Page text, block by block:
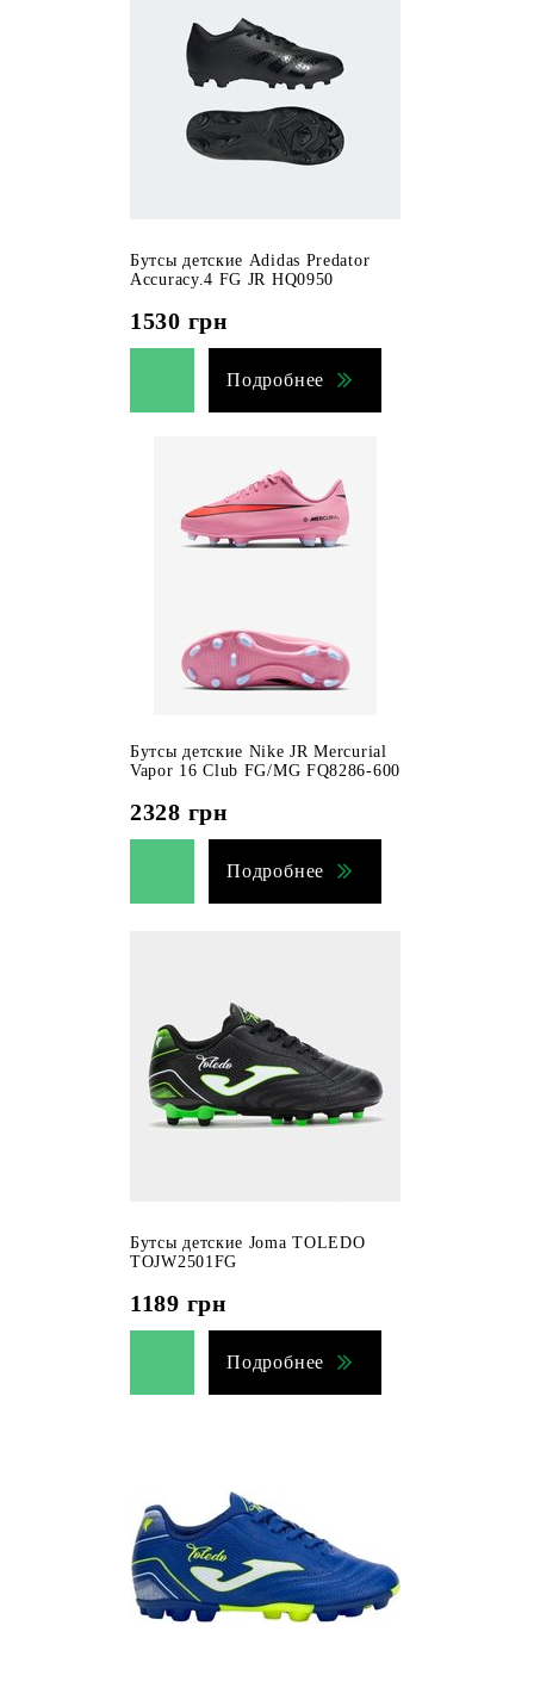
Бутсы детские Adidas Predator
Accuracy.4 FG JR HQ0950
1530 грн
Подробнее
Бутсы детские Nike JR Mercurial
Vapor 16 Club FG/MG FQ8286-600
2328 грн
Подробнее
Бутсы детские Joma TOLEDO
TOJW2501FG
1189 грн
Подробнее